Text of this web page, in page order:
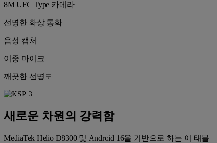
8M UFC Type 카메라
선명한 화상 통화
음성 캡처
이중 마이크
깨끗한 선명도
새로운 차원의 강력함
MediaTek Helio D8300 및 Android 16을 기반으로 하는 이 태블